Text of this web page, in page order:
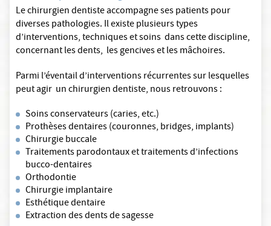
Le chirurgien dentiste accompagne ses patients pour
diverses pathologies. Il existe plusieurs types
d’interventions, techniques et soins dans cette discipline,
concernant les dents, les gencives et les mâchoires.
Parmi l’éventail d’interventions récurrentes sur lesquelles
peut agir un chirurgien dentiste, nous retrouvons :
Soins conservateurs (caries, etc.)
Prothèses dentaires (couronnes, bridges, implants)
Chirurgie buccale
Traitements parodontaux et traitements d’infections
bucco-dentaires
Orthodontie
Chirurgie implantaire
Esthétique dentaire
Extraction des dents de sagesse